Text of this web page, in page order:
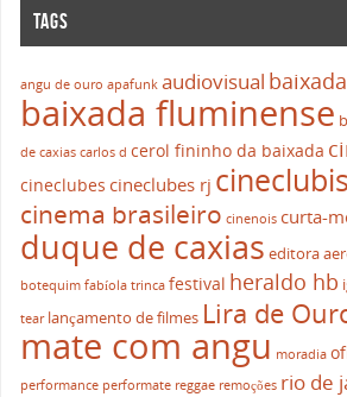
TAGS
angu de ouro apafunk audiovisual
baixada fluminense
de caxias carlos d cerol fininho da baixada
cineclubes cineclubes rj
cinema brasileiro cinenois curta-
duque de caxias editora
botequim fabíola trinca festival heraldo hb
tear lançamento de filmes Lira de
mate com angu moradia
performance performate reggae remoções rio de